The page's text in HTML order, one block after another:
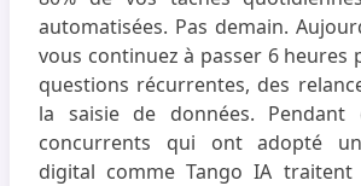
automatisées. Pas demain.
vous continuez à passer 6 heures
questions récurrentes, des
la saisie de données. Pendant
concurrents qui ont adopté
digital comme Tango IA